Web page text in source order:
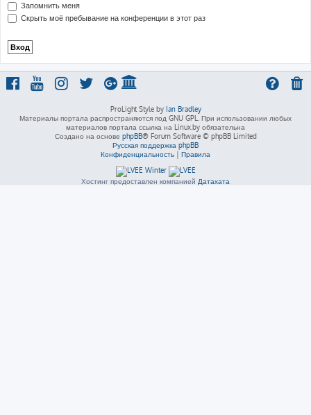
Запомнить меня
Скрыть моё пребывание на конференции в этот раз
ProLight Style by Ian Bradley
Материалы портала распространяются под GNU GPL. При использовании любых
материалов портала ссылка на Linux.by обязательна
Создано на основе phpBB® Forum Software © phpBB Limited
Русская поддержка phpBB
Конфиденциальность | Правила
Хостинг предоставлен компанией Датахата